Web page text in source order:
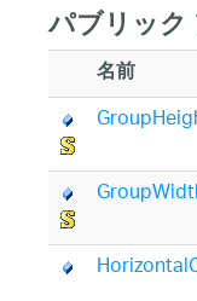
パブリック
名前